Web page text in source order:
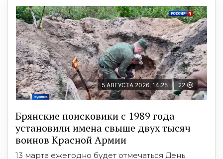
5 АВГУСТА 2026, 14:25 22
Брянские поисковики с 1989 года
установили имена свыше двух тысяч
воинов Красной Армии
13 марта ежегодно будет отмечаться День